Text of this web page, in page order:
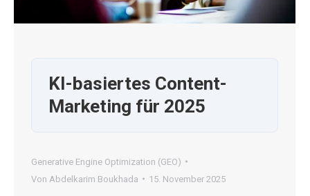
KI-basiertes Content-
Marketing für 2025
Generative Engine Optimization (GEO)
Von Abdelkarim Boukhada 15. November 2025